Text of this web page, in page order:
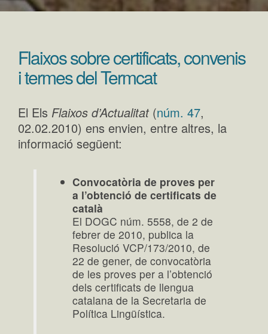
Flaixos sobre certificats, convenis
i termes del Termcat
El Els Flaixos d’Actualitat(núm. 47,
02.02.2010) ens envien, entre altres, la
informació següent:
Convocatòria de proves per
a l’obtenció de certificats de
català
El DOGC núm. 5558, de 2 de
febrer de 2010, publica la
Resolució VCP/173/2010, de
22 de gener, de convocatòria
de les proves per a l’obtenció
dels certificats de llengua
catalana de la Secretaria de
Política Lingüística.